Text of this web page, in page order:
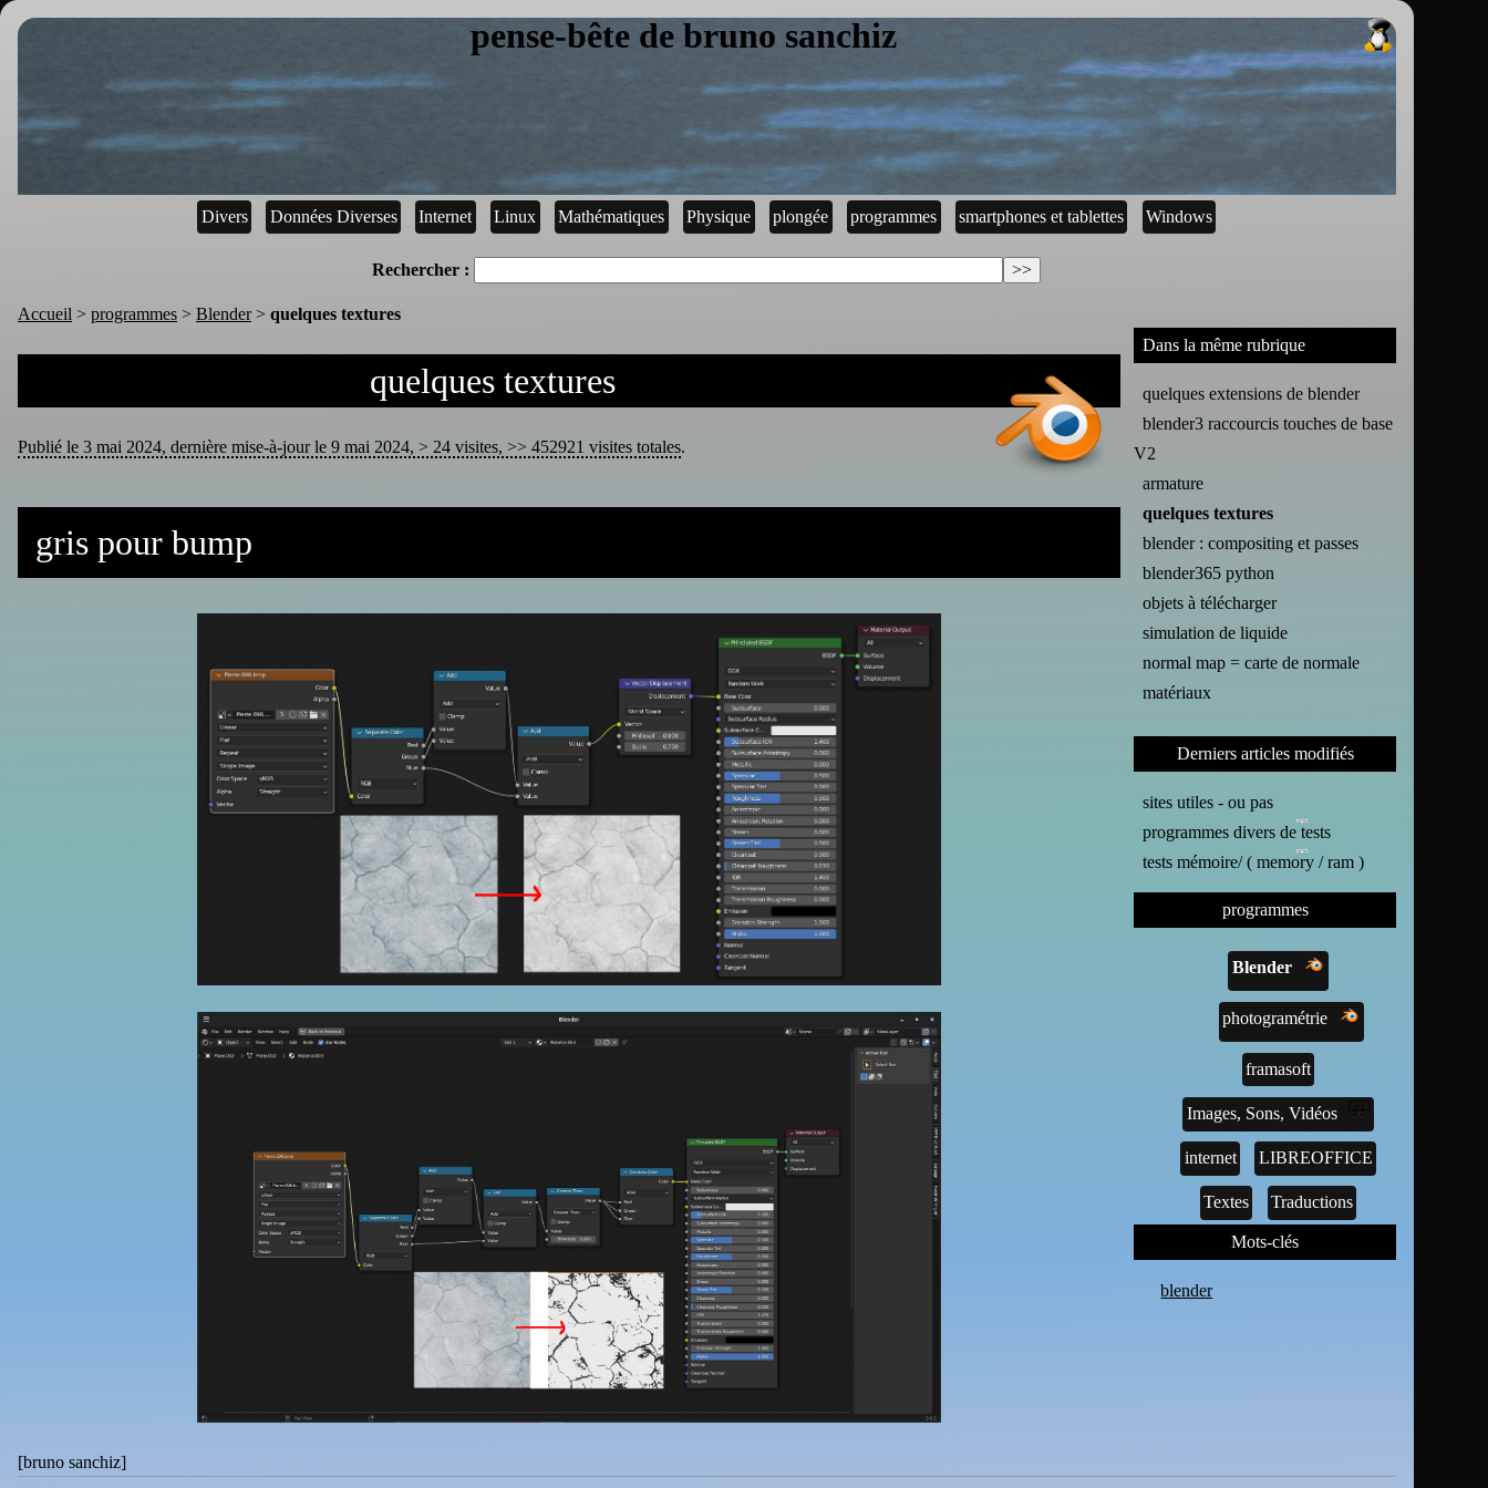
pense-bête de bruno sanchiz
Divers Données Diverses Internet Linux Mathématiques Physique plongée programmes smartphones et tablettes Windows
Rechercher :
Accueil > programmes > Blender> quelques textures
quelques textures
Publié le 3 mai 2024, dernière mise-à-jour le 9 mai 2024, > 24 visites, >> 452921 visites totales.
gris pour bump
[bruno sanchiz]
Dans la même rubrique
quelques extensions de blender
blender3 raccourcis touches de base
V2
armature
quelques textures
blender : compositing et passes
blender365 python
objets à télécharger
simulation de liquide
normal map = carte de normale
matériaux
Derniers articles modifiés
sites utiles - ou pas
programmes divers de tests
tests mémoire/ ( memory / ram )
programmes
Blender
photogramétrie
framasoft
Images, Sons, Vidéos
internet LIBREOFFICE
Textes Traductions
Mots-clés
blender